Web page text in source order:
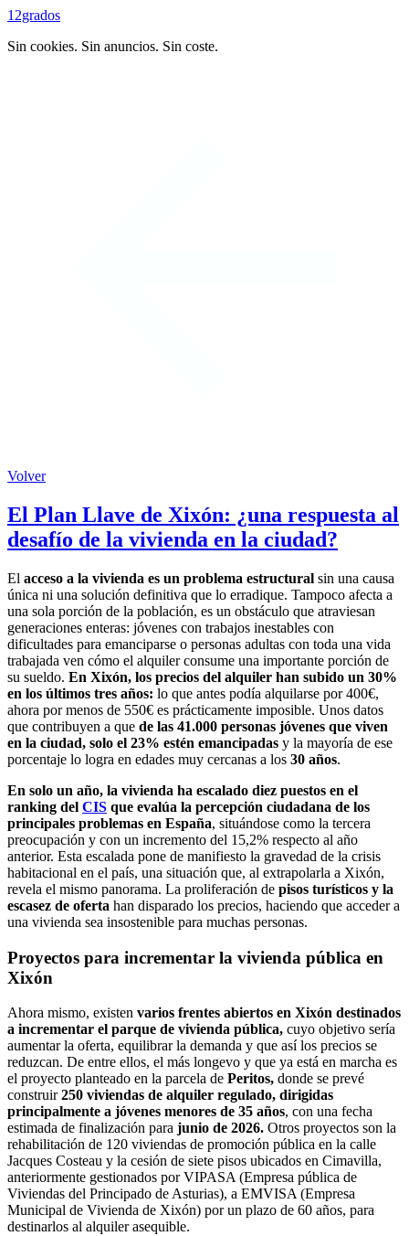
12grados
Sin cookies. Sin anuncios. Sin coste.
Volver
El Plan Llave de Xixón: ¿una respuesta al
desafío de la vivienda en la ciudad?
El acceso a la vivienda es un problema estructural sin una causa
única ni una solución definitiva que lo erradique. Tampoco afecta a
una sola porción de la población, es un obstáculo que atraviesan
generaciones enteras: jóvenes con trabajos inestables con
dificultades para emanciparse o personas adultas con toda una vida
trabajada ven cómo el alquiler consume una importante porción de
su sueldo. En Xixón, los precios del alquiler han subido un 30%
en los últimos tres años: lo que antes podía alquilarse por 400€,
ahora por menos de 550€ es prácticamente imposible. Unos datos
que contribuyen a que de las 41.000 personas jóvenes que viven
en la ciudad, solo el 23% estén emancipadas y la mayoría de ese
porcentaje lo logra en edades muy cercanas a los 30 años.
En solo un año, la vivienda ha escalado diez puestos en el
ranking del CIS que evalúa la percepción ciudadana de los
principales problemas en España, situándose como la tercera
preocupación y con un incremento del 15,2% respecto al año
anterior. Esta escalada pone de manifiesto la gravedad de la crisis
habitacional en el país, una situación que, al extrapolarla a Xixón,
revela el mismo panorama. La proliferación de pisos turísticos y la
escasez de oferta han disparado los precios, haciendo que acceder a
una vivienda sea insostenible para muchas personas.
Proyectos para incrementar la vivienda pública en
Xixón
Ahora mismo, existen varios frentes abiertos en Xixón destinados
a incrementar el parque de vivienda pública, cuyo objetivo sería
aumentar la oferta, equilibrar la demanda y que así los precios se
reduzcan. De entre ellos, el más longevo y que ya está en marcha es
el proyecto planteado en la parcela de Peritos, donde se prevé
construir250 viviendas de alquiler regulado, dirigidas
principalmente a jóvenes menores de 35 años, con una fecha
estimada de finalización para junio de 2026. Otros proyectos son la
rehabilitación de 120 viviendas de promoción pública en la calle
Jacques Costeau y la cesión de siete pisos ubicados en Cimavilla,
anteriormente gestionados por VIPASA (Empresa pública de
Viviendas del Principado de Asturias), a EMVISA (Empresa
Municipal de Vivienda de Xixón) por un plazo de 60 años, para
destinarlos al alquiler asequible.